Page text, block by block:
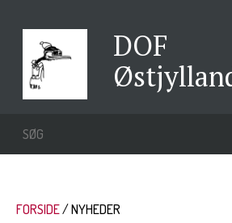
DOF
FORSIDE NYHEDER